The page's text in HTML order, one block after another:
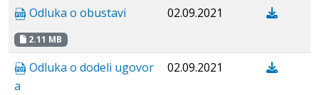
Odluka o obustavi
2.11 MB
02.09.2021
Odluka o dodeli ugovor
a
02.09.2021